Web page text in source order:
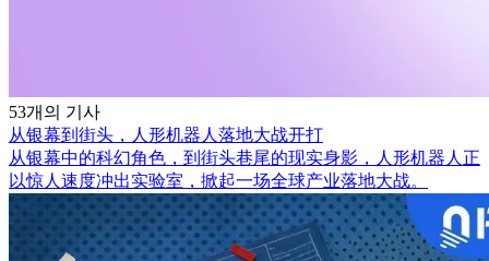
53개의 기사
从银幕到街头，人形机器人落地大战开打
从银幕中的科幻角色，到街头巷尾的现实身影，人形机器人正
以惊人速度冲出实验室，掀起一场全球产业落地大战。